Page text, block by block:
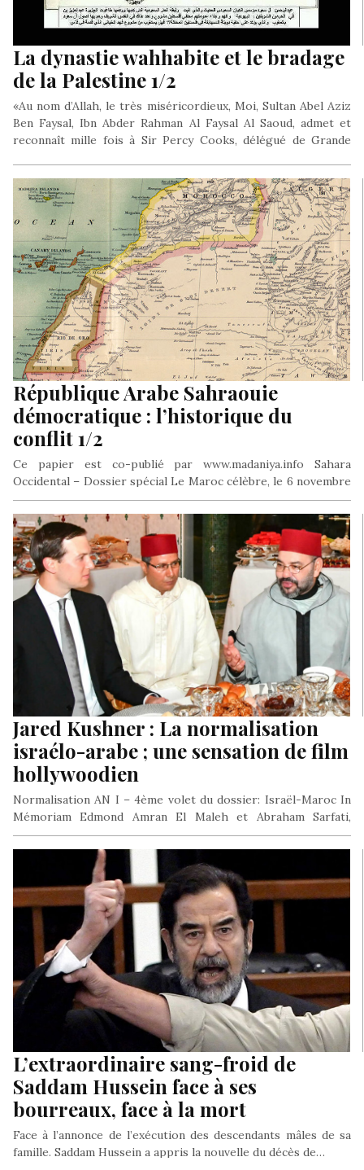
La dynastie wahhabite et le bradage
de la Palestine 1/2
«Au nom d’Allah, le très miséricordieux, Moi, Sultan Abel Aziz
Ben Faysal, Ibn Abder Rahman Al Faysal Al Saoud, admet et
reconnaît mille fois à Sir Percy Cooks, délégué de Grande
décidera la Grande Bretagne, dont je ne contesterai pas la
décision jusqu’à la fin du Monde».
République Arabe Sahraouie
démocratique : l’historique du
conflit 1/2
Ce papier est co-publié par www.madaniya.info Sahara
Occidental – Dossier spécial Le Maroc célèbre, le 6 novembre
2016, le 41e…
Jared Kushner : La normalisation
israélo-arabe ; une sensation de film
hollywoodien
Normalisation AN I – 4ème volet du dossier: Israël-Maroc In
Mémoriam Edmond Amran El Maleh et Abraham Sarfati,
l’honneur du…
L’extraordinaire sang-froid de
Saddam Hussein face à ses
bourreaux, face à la mort
Face à l’annonce de l’exécution des descendants mâles de sa
famille. Saddam Hussein a appris la nouvelle du décès de…